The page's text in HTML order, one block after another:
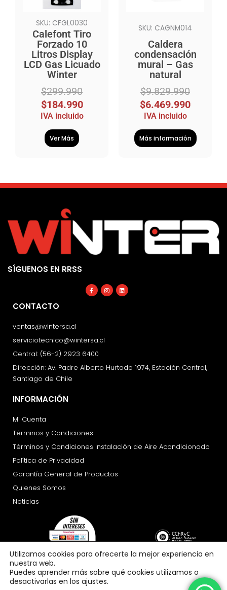
SKU: CFGL0030
Calefont Tiro
Forzado 10
Litros Display
LCD Gas Licuado
Winter
$299.990
$184.990
IVA incluido
Ver Más
SKU: CAGNM014
Caldera
condensación
mural – Gas
natural
$9.829.990
$6.469.990
IVA incluido
Más información
SÍGUENOS EN RRSS
Facebook-
f
Instagram
Linkedin
CONTACTO
ventas@wintersa.cl
serviciotecnico@wintersa.cl
Central: (56-2) 2923 6400
Dirección: Av. Padre Alberto Hurtado 1974, Estación Central,
Santiago de Chile
INFORMACIÓN
Mi Cuenta
Términos y Condiciones
Términos y Condiciones Instalación de Aire Acondicionado
Política de Privacidad
Garantía General de Productos
Quienes Somos
Noticias
Utilizamos cookies para ofrecerte la mejor experiencia en
nuestra web.
Puedes aprender más sobre qué cookies utilizamos o
desactivarlas en los ajustes.